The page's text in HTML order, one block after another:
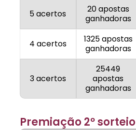
5 acertos
20 apostas
ganhadoras
4 acertos
1325 apostas
ganhadoras
3 acertos
25449
apostas
ganhadoras
Premiação 2º sorteio